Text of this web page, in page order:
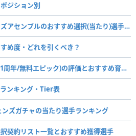
ジション別
無料エピックレジェンズアセンブルのおすすめ選択(当たり)選手ランキングと引き方
め度・どれを引くべき？
EPセルヒオアグエロ(31周年/無料エピック)の評価とおすすめ育成・スキル追加
ンキング・Tier表
ズガチャの当たり選手ランキング
契約リスト一覧とおすすめ獲得選手